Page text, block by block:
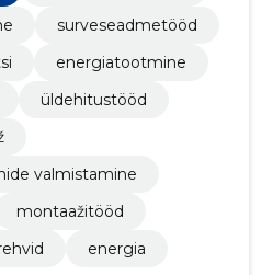
surveseadmetööd
energiatootmine
üldehitustööd
valmistamine
montaažitööd
energia